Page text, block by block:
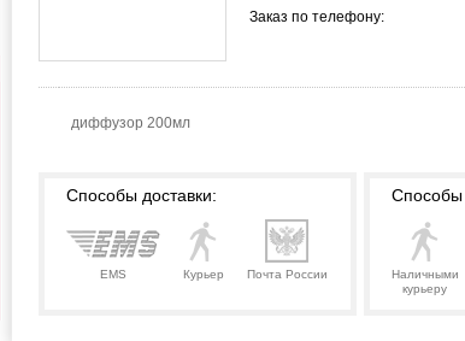
Заказ по телефону:
диффузор 200мл
Способы доставки:
EMS Курьер Почта России
Способы
Наличными
курьеру